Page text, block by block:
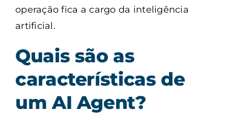
operação fica a cargo da inteligência
artificial.
Quais são as
características de
um AI Agent?